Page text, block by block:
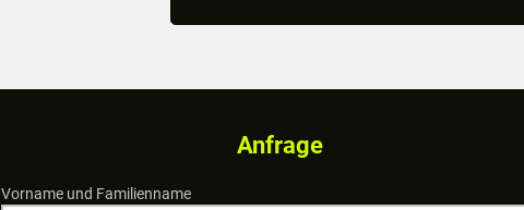
Anfrage
Vorname und Familienname